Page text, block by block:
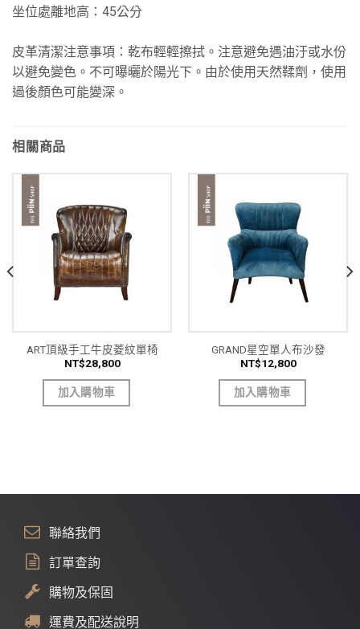
坐位處離地高：45公分
皮革清潔注意事項：乾布輕輕擦拭。注意避免遇油汙或水份
以避免變色。不可曝曬於陽光下。由於使用天然鞣劑，使用
過後顏色可能變深。
相關商品
ART頂級手工牛皮菱紋單椅
NT$28,800
加入購物車
GRAND星空單人布沙發
NT$12,800
加入購物車
聯絡我們
訂單查詢
購物及保固
運費及配送說明